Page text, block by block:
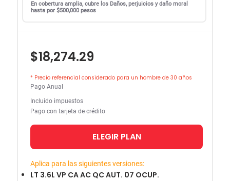
En cobertura amplia, cubre los Daños, perjuicios y daño moral
hasta por $500,000 pesos
$18,274.29
* Precio referencial considerado para un hombre de 30 años
Pago Anual
Incluido impuestos
Pago con tarjeta de crédito
ELEGIR PLAN
Aplica para las siguientes versiones:
LT 3.6L VP CA AC QC AUT. 07 OCUP.